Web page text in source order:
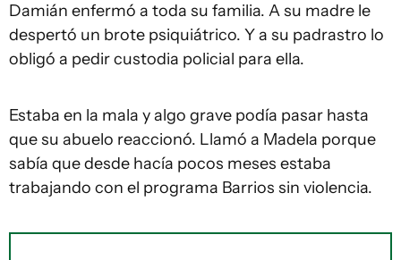
Damián enfermó a toda su familia. A su madre le
despertó un brote psiquiátrico. Y a su padrastro lo
obligó a pedir custodia policial para ella.
Estaba en la mala y algo grave podía pasar hasta
que su abuelo reaccionó. Llamó a Madela porque
sabía que desde hacía pocos meses estaba
trabajando con el programa Barrios sin violencia.